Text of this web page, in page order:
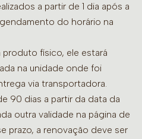
a partir de 1 dia após a
do horário na
produto físico, ele estará
na unidade onde foi
via transportadora.
90 dias a partir da data da
outra validade na página de
prazo, a renovação deve ser